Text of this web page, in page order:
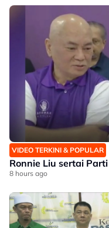
VIDEO TERKINI & POPULAR
Ronnie Liu sertai
8 hours ago